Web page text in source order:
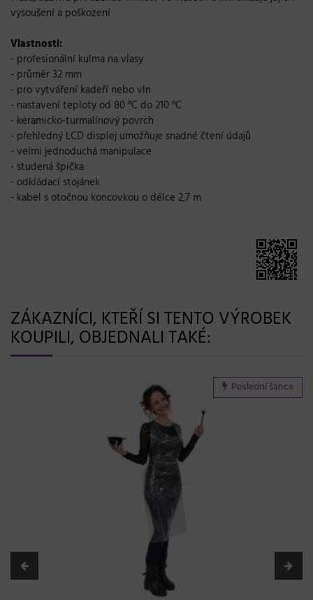
vysoušení a poškození
Vlastnosti:
- profesionální kulma na vlasy
- průměr 32 mm
- pro vytváření kadeří nebo vln
- nastavení teploty od 80 °C do 210 °C
- keramicko-turmalínový povrch
- přehledný LCD displej umožňuje snadné čtení údajů
- velmi jednoduchá manipulace
- studená špička
- odkládací stojánek
- kabel s otočnou koncovkou o délce 2,7 m
ZÁKAZNÍCI, KTEŘÍ SI TENTO VÝROBEK
KOUPILI, OBJEDNALI TAKÉ:
Poslední šance